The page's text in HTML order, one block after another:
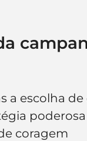
a escolha de
coragem